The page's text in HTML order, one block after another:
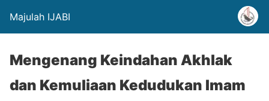
Majulah IJABI
Mengenang Keindahan Akhlak
dan Kemuliaan Kedudukan Imam